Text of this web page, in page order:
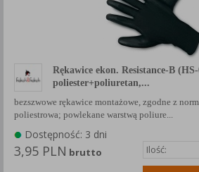
Rękawice ekon. Resistance-B
poliester+poliuretan,...
bezszwowe rękawice montażowe, zgodne z
poliestrowa; powlekane warstwą poliure...
Dostępność: 3 dni
3,95 PLN brutto